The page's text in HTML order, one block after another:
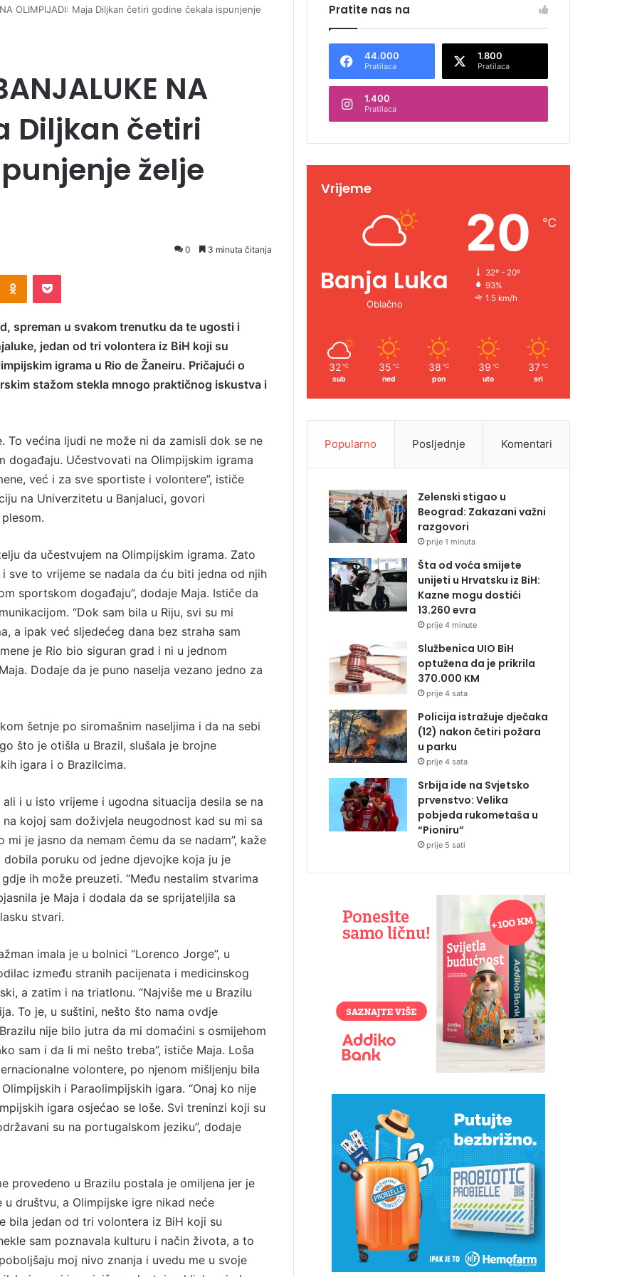
OLIMPIJADI: Maja Diljkan četiri godine čekala ispunjenje
NA
Diljkan četiri
želje
0 3 minuta čitanja
spreman u svakom trenutku da te ugosti i
jedan od tri volontera iz BiH koji su
igrama u Rio de Žaneiru. Pričajući o
stažom stekla mnogo praktičnog iskustva i
To većina ljudi ne može ni da zamisli dok se ne
Učestvovati na Olimpijskim igrama
već i za sve sportiste i volontere”, ističe
na Univerzitetu u Banjaluci, govori
da učestvujem na Olimpijskim igrama. Zato
sve to vrijeme se nadala da ću biti jedna od njih
sportskom događaju”, dodaje Maja. Ističe da
“Dok sam bila u Riju, svi su mi
a ipak već sljedećeg dana bez straha sam
je Rio bio siguran grad i ni u jednom
Dodaje da je puno naselja vezano jedno za
šetnje po siromašnim naseljima i da na sebi
što je otišla u Brazil, slušala je brojne
igara i o Brazilcima.
ali i u isto vrijeme i ugodna situacija desila se na
kojoj sam doživjela neugodnost kad su mi sa
je jasno da nemam čemu da se nadam”, kaže
poruku od jedne djevojke koja ju je
ih može preuzeti. “Među nestalim stvarima
je Maja i dodala da se sprijateljila sa
stvari.
imala je u bolnici “Lorenco Jorge”, u
između stranih pacijenata i medicinskog
a zatim i na triatlonu. “Najviše me u Brazilu
To je, u suštini, nešto što nama ovdje
nije bilo jutra da mi domaćini s osmijehom
sam i da li mi nešto treba”, ističe Maja. Loša
volontere, po njenom mišljenju bila
i Paraolimpijskih igara. “Onaj ko nije
igara osjećao se loše. Svi treninzi koji su
su na portugalskom jeziku”, dodaje
provedeno u Brazilu postala je omiljena jer je
društvu, a Olimpijske igre nikad neće
bila jedan od tri volontera iz BiH koji su
sam poznavala kulturu i način života, a to
moj nivo znanja i uvedu me u svoje
Pratite nas na
44.000
Pratilaca
1.800
Pratilaca
1.400
Pratilaca
Vrijeme
Banja Luka
Oblačno
20 ℃
32º - 20º
93%
1.5 km/h
32 ℃
sub
35 ℃
ned
38 ℃
pon
39 ℃
uto
37 ℃
sri
Popularno Posljednje Komentari
Zelenski stigao u
Beograd: Zakazani važni
razgovori
prije 1 minuta
Šta od voća smijete
unijeti u Hrvatsku iz BiH:
Kazne mogu dostići
13.260 evra
prije 4 minute
Službenica UIO BiH
optužena da je prikrila
370.000 KM
prije 4 sata
Policija istražuje dječaka
(12) nakon četiri požara
u parku
prije 4 sata
Srbija ide na Svjetsko
prvenstvo: Velika
pobjeda rukometaša u
“Pioniru”
prije 5 sati